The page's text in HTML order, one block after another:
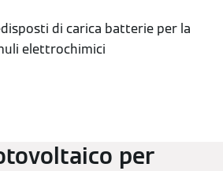
di carica batterie per la
elettrochimici
per